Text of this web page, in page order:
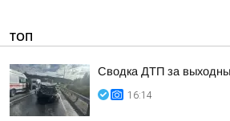
ТОП
Сводка ДТП за
16:14